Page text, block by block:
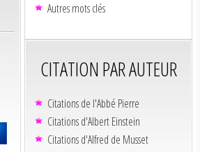
Autres mots clés
CITATION PAR AUTEUR
Citations de l'Abbé Pierre
Citations d'Albert Einstein
Citations d'Alfred de Musset